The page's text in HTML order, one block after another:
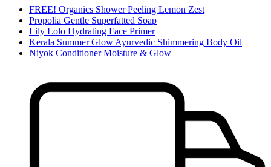
FREE! Organics Shower Peeling Lemon Zest
Propolia Gentle Superfatted Soap
Lily Lolo Hydrating Face Primer
Kerala Summer Glow Ayurvedic Shimmering Body Oil
Niyok Conditioner Moisture & Glow